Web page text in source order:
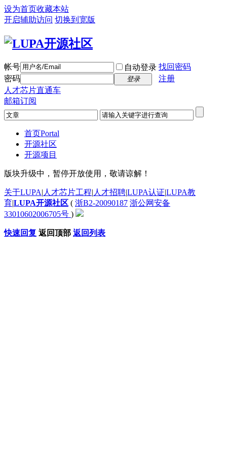
设为首页收藏本站
开启辅助访问 切换到宽版
帐号 自动登录 找回密码
密码
登录
注册
人才芯片直通车
邮箱订阅
首页Portal
开源社区
开源项目
版块升级中，暂停开放使用，敬请谅解！
关于LUPA| 人才芯片工程| 人才招聘|LUPA认证|LUPA教
育|LUPA开源社区 ( 浙B2-20090187 浙公网安备
33010602006705号 )
快速回复 返回顶部 返回列表